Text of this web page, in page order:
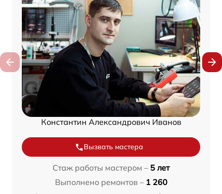
Константин Александрович Иванов
Вызвать мастера
Стаж работы мастером – 5 лет
Выполнено ремонтов – 1 260